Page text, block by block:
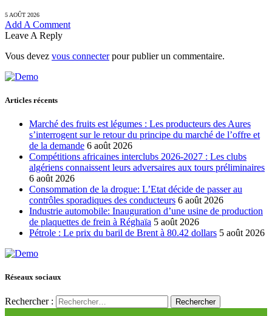
5 AOÛT 2026
Add A Comment
Leave A Reply
Vous devez vous connecterpour publier un commentaire.
Articles récents
Marché des fruits est légumes : Les producteurs des Aures
s’interrogent sur le retour du principe du marché de l’offre et
de la demande 6 août 2026
Compétitions africaines interclubs 2026-2027 : Les clubs
algériens connaissent leurs adversaires aux tours préliminaires
6 août 2026
Consommation de la drogue: L’Etat décide de passer au
contrôles sporadiques des conducteurs 6 août 2026
Industrie automobile: Inauguration d’une usine de production
de plaquettes de frein à Réghaïa 5 août 2026
Pétrole : Le prix du baril de Brent à 80.42 dollars 5 août 2026
Réseaux sociaux
Rechercher :